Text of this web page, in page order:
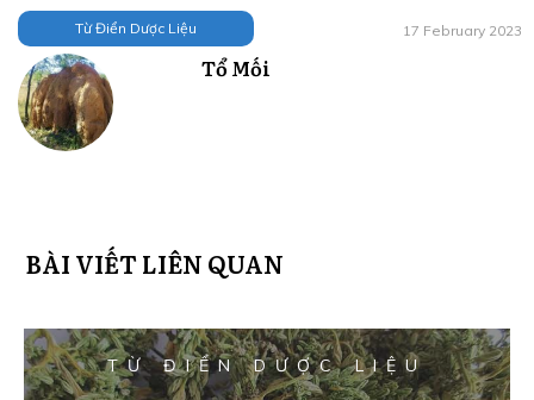
Từ Điển Dược Liệu 17 February 2023
Tổ Mối
BÀI VIẾT LIÊN QUAN
TỪ ĐIỂN DƯỢC LIỆU